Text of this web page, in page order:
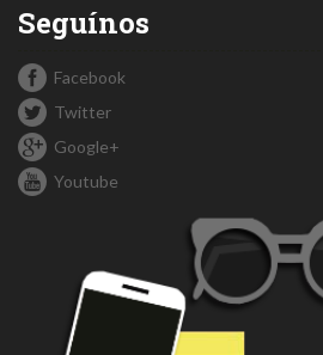
Seguínos
Facebook
Twitter
Google+
Youtube